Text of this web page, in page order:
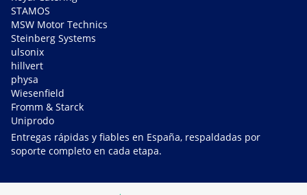
STAMOS
MSW Motor Technics
Steinberg Systems
ulsonix
hillvert
physa
Wiesenfield
Fromm & Starck
Uniprodo
Entregas rápidas y fiables en España, respaldadas por
soporte completo en cada etapa.